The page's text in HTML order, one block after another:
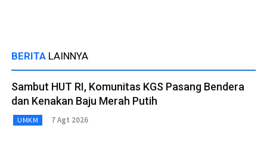
BERITA LAINNYA
Sambut HUT RI, Komunitas KGS Pasang Bendera
dan Kenakan Baju Merah Putih
UMKM 7 Agt 2026